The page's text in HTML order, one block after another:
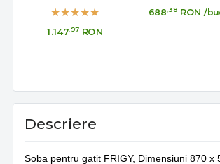
"Fantazia"
1.147,97 RON
Lemne,
688 ,38 RON /
Descriere
Soba pentru gatit FRIGY, Dimensiuni 870 x